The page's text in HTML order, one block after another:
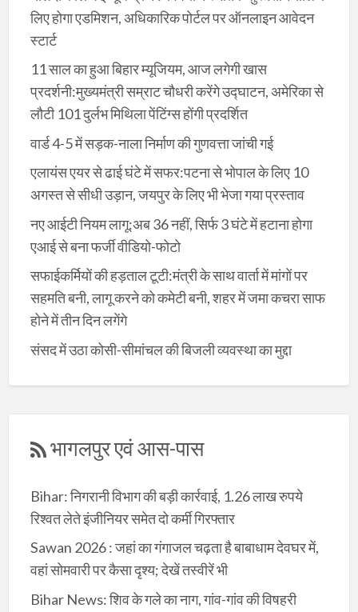
लिए होगा एडमिशन, अधिकारिक पोर्टल पर ऑनलाइन आवेदन
स्टार्ट
11 साल का हुआ बिहार म्यूजियम, आज लगेगी खास
प्रदर्शनी:मुख्यमंत्री सम्राट चौधरी करेंगे उद्घाटन, अमेरिका से
लौटी 101 दुर्लभ मिथिला पेंटिंग्स होंगी प्रदर्शित
वार्ड 4-5 में सड़क-नाला निर्माण की गुणवत्ता जांची गई
एलायंस एयर से ढाई घंटे में सफर:पटना से भोपाल के लिए 10
अगस्त से सीधी उड़ान, जयपुर के लिए भी भेजा गया प्रस्ताव
नए आईटी नियम लागू:अब 36 नहीं, सिर्फ 3 घंटे में हटाना होगा
एआई से बना फर्जी वीडियो-फोटो
सफाईकर्मियों की हड़ताल टूटी:मंत्री के साथ वार्ता में मांगों पर
सहमति बनी, लागू करने को कमेटी बनी, शहर में जमा कचरा साफ
होने में तीन दिन लगेंगे
संसद में उठा कोसी-सीमांचल की बिजली व्यवस्था का मुद्दा
भागलपुर एवं आस-पास
Bihar: निगरानी विभाग की बड़ी कार्रवाई, 1.26 लाख रुपये
रिश्वत लेते इंजीनियर समेत दो कर्मी गिरफ्तार
Sawan 2026 : जहां का गंगाजल चढ़ता है बाबाधाम देवघर में,
वहां सोमवारी पर कैसा दृश्य; देखें तस्वीरें भी
Bihar News: शिव के गले का नाग, गांव-गांव की विषहरी